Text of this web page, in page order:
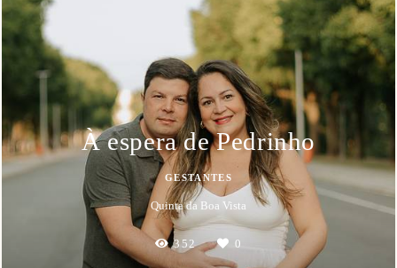
À espera de Pedrinho
GESTANTES
Quinta da Boa Vista
352 0